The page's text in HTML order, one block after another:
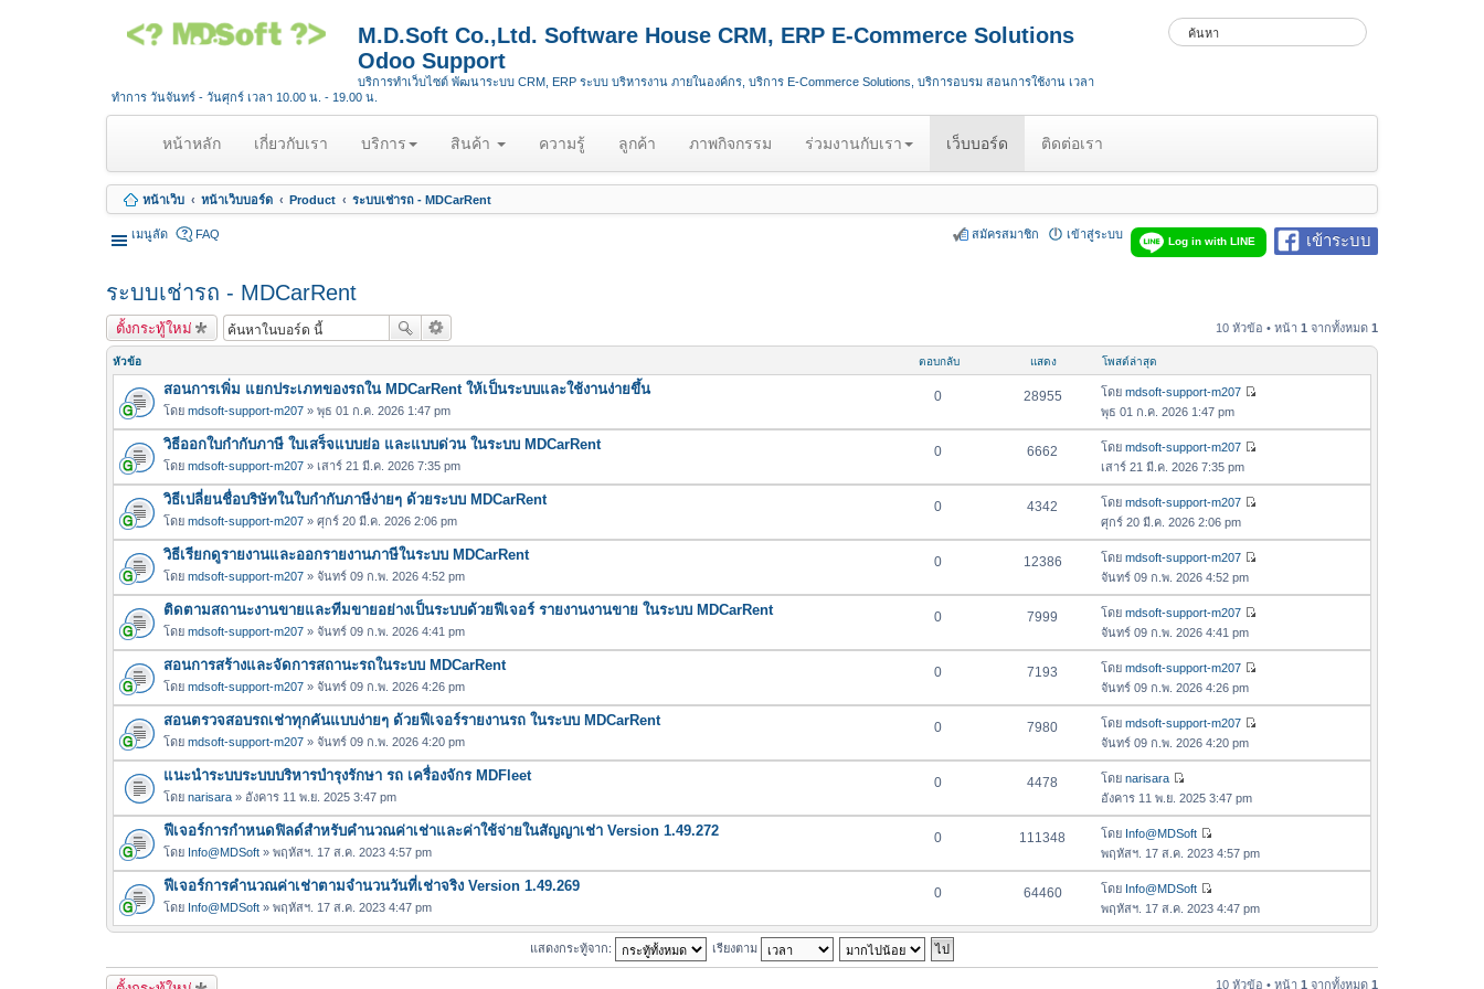
M.D.Soft Co.,Ltd. Software House CRM, ERP E-Commerce Solutions
Odoo Support
บริการทำเว็บไซต์ พัฒนาระบบ CRM, ERP ระบบ บริหารงาน ภายในองค์กร, บริการ E-Commerce Solutions, บริการอบรม สอนการใช้งาน เวลา
ทำการ วันจันทร์ - วันศุกร์ เวลา 10.00 น. - 19.00 น.
หน้าหลัก(
u
r
)
เกี่ยวกับเรา บริการ สินค้า ความรู้ ลูกค้า ภาพกิจกรรม ร่วมงานกับเรา เว็บบอร์ด ติดต่อเรา
หน้าเว็บ หน้าเว็บบอร์ด Product ระบบเช่ารถ - MDCarRent
เมนูลัด เข้าระบบ
Log in with LINE
FAQ เข้าสู่ระบบ
สมัครสมาชิก
ระบบเช่ารถ - MDCarRent
ตั้งกระทู้ใหม่ 10 หัวข้อ • หน้า 1 จากทั้งหมด 1
หัวข้อ ตอบกลับ แสดง โพสต์ล่าสุด
สอนการเพิ่ม แยกประเภทของรถใน MDCarRent ให้เป็นระบบและใช้งานง่ายขึ้น
โดย mdsoft-support-m207 » พุธ 01 ก.ค. 2026 1:47 pm
0 28955 โดย mdsoft-support-m207
ข้
ว
ล่
พุธ 01 ก.ค. 2026 1:47 pm
วิธีออกใบกำกับภาษี ใบเสร็จแบบย่อ และแบบด่วน ในระบบ MDCarRent
โดย mdsoft-support-m207 » เสาร์ 21 มี.ค. 2026 7:35 pm
0 6662 โดย mdsoft-support-m207
ข้
ว
ล่
เสาร์ 21 มี.ค. 2026 7:35 pm
วิธีเปลี่ยนชื่อบริษัทในใบกำกับภาษีง่ายๆ ด้วยระบบ MDCarRent
โดย mdsoft-support-m207 » ศุกร์ 20 มี.ค. 2026 2:06 pm
0 4342 โดย mdsoft-support-m207
ข้
ว
ล่
ศุกร์ 20 มี.ค. 2026 2:06 pm
วิธีเรียกดูรายงานและออกรายงานภาษีในระบบ MDCarRent
โดย mdsoft-support-m207 » จันทร์ 09 ก.พ. 2026 4:52 pm
0 12386 โดย mdsoft-support-m207
ข้
ว
ล่
จันทร์ 09 ก.พ. 2026 4:52 pm
ติดตามสถานะงานขายและทีมขายอย่างเป็นระบบด้วยฟีเจอร์ รายงานงานขาย ในระบบ MDCarRent
โดย mdsoft-support-m207 » จันทร์ 09 ก.พ. 2026 4:41 pm
0 7999 โดย mdsoft-support-m207
ข้
ว
ล่
จันทร์ 09 ก.พ. 2026 4:41 pm
สอนการสร้างและจัดการสถานะรถในระบบ MDCarRent
โดย mdsoft-support-m207 » จันทร์ 09 ก.พ. 2026 4:26 pm
0 7193 โดย mdsoft-support-m207
ข้
ว
ล่
สุ
จันทร์ 09 ก.พ. 2026 4:26 pm
สอนตรวจสอบรถเช่าทุกคันแบบง่ายๆ ด้วยฟีเจอร์รายงานรถ ในระบบ MDCarRent
โดย mdsoft-support-m207 » จันทร์ 09 ก.พ. 2026 4:20 pm
0 7980 โดย mdsoft-support-m207
ข้
ว
ม
ล่
สุ
ด
จันทร์ 09 ก.พ. 2026 4:20 pm
แนะนำระบบระบบบริหารบำรุงรักษา รถ เครื่องจักร MDFleet
โดย narisara » อังคาร 11 พ.ย. 2025 3:47 pm
0 4478 โดย narisara
ดู
ข้
อ
ค
ว
า
ม
ล่
สุ
อังคาร 11 พ.ย. 2025 3:47 pm
ฟีเจอร์การกำหนดฟิลด์สำหรับคำนวณค่าเช่าและค่าใช้จ่ายในสัญญาเช่า Version 1.49.272
โดย Info@MDSoft » พฤหัสฯ. 17 ส.ค. 2023 4:57 pm
0 111348 โดย Info@MDSoft
ดู
ข้
ค
ว
ม
พฤหัสฯ. 17 ส.ค. 2023 4:57 pm
ฟีเจอร์การคำนวณค่าเช่าตามจำนวนวันที่เช่าจริง Version 1.49.269
โดย Info@MDSoft » พฤหัสฯ. 17 ส.ค. 2023 4:47 pm
0 64460 โดย Info@MDSoft
ดู
ข้
ว
พฤหัสฯ. 17 ส.ค. 2023 4:47 pm
แสดงกระทู้จาก: เรียงตาม
10 หัวข้อ • หน้า 1 จากทั้งหมด 1